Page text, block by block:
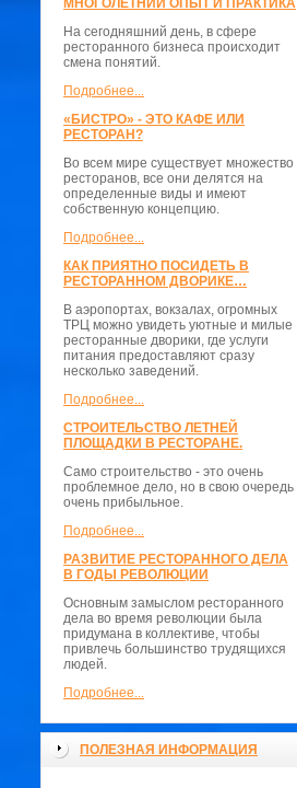
МНОГОЛЕТНИЙ ОПЫТ И ПРАКТИКА
На сегодняшний день, в сфере
ресторанного бизнеса происходит
смена понятий.
Подробнее...
«БИСТРО» - ЭТО КАФЕ ИЛИ
РЕСТОРАН?
Во всем мире существует множество
ресторанов, все они делятся на
определенные виды и имеют
собственную концепцию.
Подробнее...
КАК ПРИЯТНО ПОСИДЕТЬ В
РЕСТОРАННОМ ДВОРИКЕ…
В аэропортах, вокзалах, огромных
ТРЦ можно увидеть уютные и милые
ресторанные дворики, где услуги
питания предоставляют сразу
несколько заведений.
Подробнее...
СТРОИТЕЛЬСТВО ЛЕТНЕЙ
ПЛОЩАДКИ В РЕСТОРАНЕ.
Само строительство - это очень
проблемное дело, но в свою очередь
очень прибыльное.
Подробнее...
РАЗВИТИЕ РЕСТОРАННОГО ДЕЛА
В ГОДЫ РЕВОЛЮЦИИ
Основным замыслом ресторанного
дела во время революции была
придумана в коллективе, чтобы
привлечь большинство трудящихся
людей.
Подробнее...
ПОЛЕЗНАЯ ИНФОРМАЦИЯ